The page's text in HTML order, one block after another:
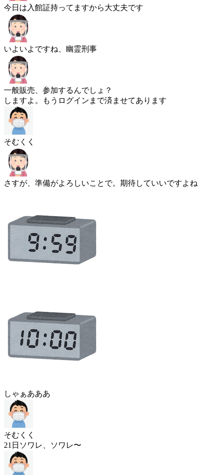
今日は入館証持ってますから大丈夫です
いよいよですね、幽霊刑事
一般販売、参加するんでしょ？
しますよ。もうログインまで済ませてあります
そむくく
さすが、準備がよろしいことで。期待していいですよね
しゃぁあああ
そむくく
21日ソワレ、ソワレ〜